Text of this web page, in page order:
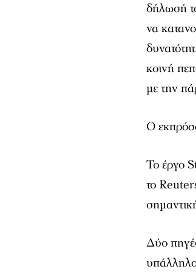
δήλωσή
να
κοινή
με την
Ο
Το έργο
το
Δύο